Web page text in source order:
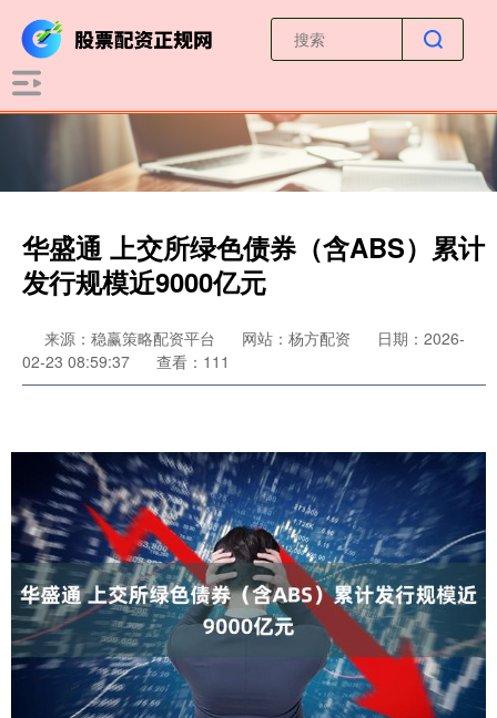
华盛通 上交所绿色债券（含ABS）累计
发行规模近9000亿元
来源：稳赢策略配资平台 网站：杨方配资
日期：2026-
02-23 08:59:37
查看：111